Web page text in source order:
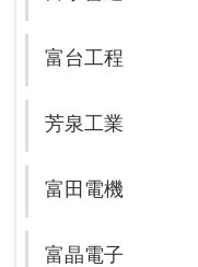
富台工程
芳泉工業
富田電機
富晶電子